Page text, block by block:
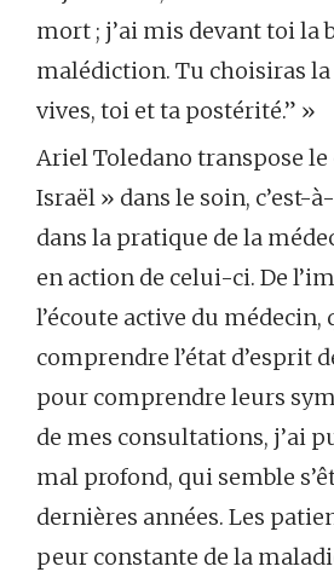
mort ; j’ai mis devant toi la
malédiction. Tu choisiras
vives, toi et ta postérité.” »
Ariel Toledano transpose le
Israël » dans le soin, c’est-
dans la pratique de la
en action de celui-ci. De
l’écoute active du
comprendre l’état d’esprit
pour comprendre leurs
de mes consultations, j’ai
mal profond, qui semble
dernières années. Les
peur constante de la